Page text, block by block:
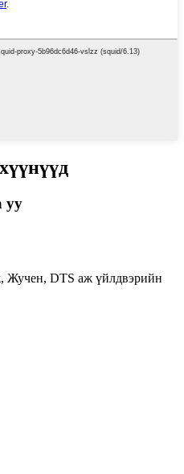
уу
Жучен, DTS аж үйлдвэрийн